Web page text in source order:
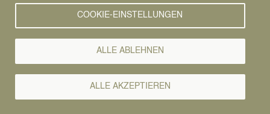
Prähistorische Besiedlungsspuren aus Steinzeit,
Bronzezeit und Eisenzeit beschränken sich auf
archäologische Befunde. Zum ersten Mal
urkundlich erwähnt wurde Datteln im Jahre 1147.
und schließlich Datteln.
Im Mittelalter entwickelte sich Datteln zu einem der
COOKIE-EINSTELLUNGEN
ALLE ABLEHNEN
ALLE AKZEPTIEREN